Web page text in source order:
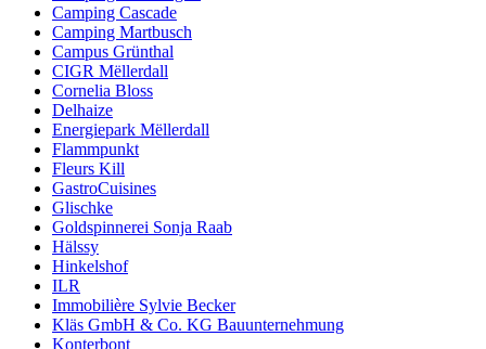
Camping Cascade
Camping Martbusch
Campus Grünthal
CIGR Mëllerdall
Cornelia Bloss
Delhaize
Energiepark Mëllerdall
Flammpunkt
Fleurs Kill
GastroCuisines
Glischke
Goldspinnerei Sonja Raab
Hälssy
Hinkelshof
ILR
Immobilière Sylvie Becker
Kläs GmbH & Co. KG Bauunternehmung
Konterbont